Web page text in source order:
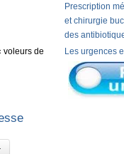
voleurs de
Prescription
et chirurgie
des
Les urgences